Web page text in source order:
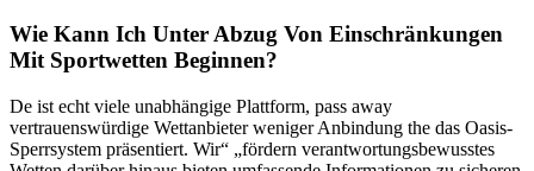
Wie Kann Ich Unter Abzug Von Einschränkungen
Mit Sportwetten Beginnen?
De ist echt viele unabhängige Plattform, pass away
vertrauenswürdige Wettanbieter weniger Anbindung the das Oasis-
Sperrsystem präsentiert. Wir“ „fördern verantwortungsbewusstes